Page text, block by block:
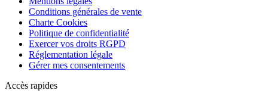
Conditions générales de vente
Charte Cookies
Politique de confidentialité
Exercer vos droits RGPD
Réglementation légale
Gérer mes consentements
Accès rapides